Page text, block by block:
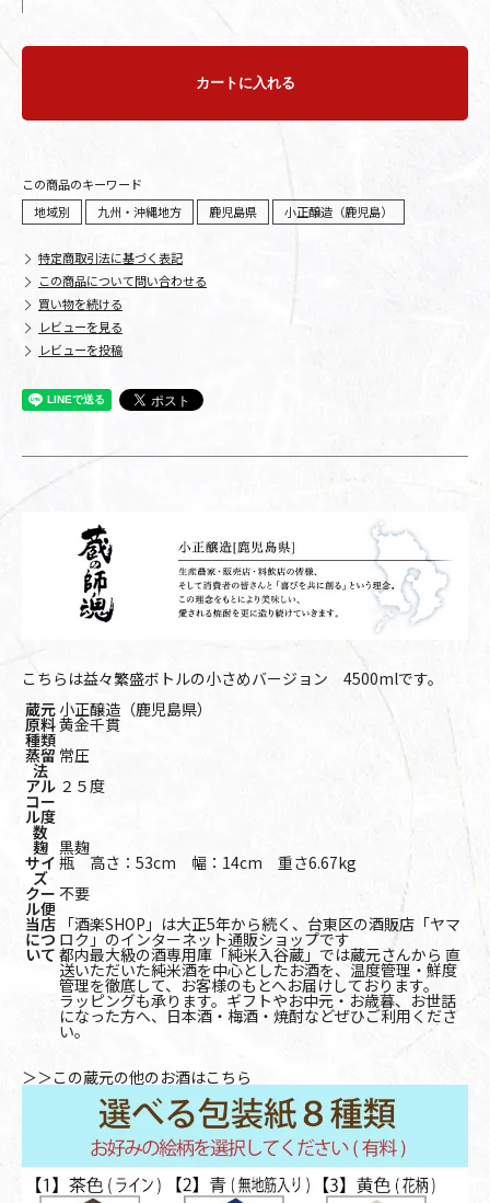
カートに入れる
この商品のキーワード
地域別
九州・沖縄地方 鹿児島県 小正醸造（鹿児島）
特定商取引法に基づく表記
この商品について問い合わせる
買い物を続ける
レビューを見る
レビューを投稿
こちらは益々繁盛ボトルの小さめバージョン 4500mlです。
蔵元 小正醸造（鹿児島県）
原料
種類
黄金千貫
蒸留
法
常圧
アル
コー
ル度
数
２５度
麹 黒麹
サイ
ズ
瓶 高さ：53cm 幅：14cm 重さ6.67kg
クー
ル便
不要
当店
につ
いて
「酒楽SHOP」は大正5年から続く、台東区の酒販店「ヤマ
ロク」のインターネット通販ショップです
都内最大級の酒専用庫「純米入谷蔵」では蔵元さんから 直
送いただいた純米酒を中心としたお酒を、温度管理・鮮度
管理を徹底して、お客様のもとへお届けしております。
ラッピングも承ります。ギフトやお中元・お歳暮、お世話
になった方へ、日本酒・梅酒・焼酎などぜひご利用くださ
い。
＞＞この蔵元の他のお酒はこちら